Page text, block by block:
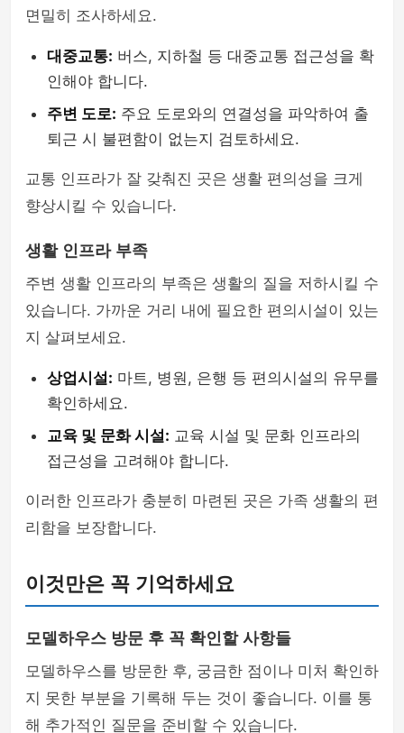
면밀히 조사하세요.
대중교통: 버스, 지하철 등 대중교통 접근성을 확
인해야 합니다.
주변 도로: 주요 도로와의 연결성을 파악하여 출
퇴근 시 불편함이 없는지 검토하세요.
교통 인프라가 잘 갖춰진 곳은 생활 편의성을 크게
향상시킬 수 있습니다.
생활 인프라 부족
주변 생활 인프라의 부족은 생활의 질을 저하시킬 수
있습니다. 가까운 거리 내에 필요한 편의시설이 있는
지 살펴보세요.
상업시설: 마트, 병원, 은행 등 편의시설의 유무를
확인하세요.
교육 및 문화 시설: 교육 시설 및 문화 인프라의
접근성을 고려해야 합니다.
이러한 인프라가 충분히 마련된 곳은 가족 생활의 편
리함을 보장합니다.
이것만은 꼭 기억하세요
모델하우스 방문 후 꼭 확인할 사항들
모델하우스를 방문한 후, 궁금한 점이나 미처 확인하
지 못한 부분을 기록해 두는 것이 좋습니다. 이를 통
해 추가적인 질문을 준비할 수 있습니다.